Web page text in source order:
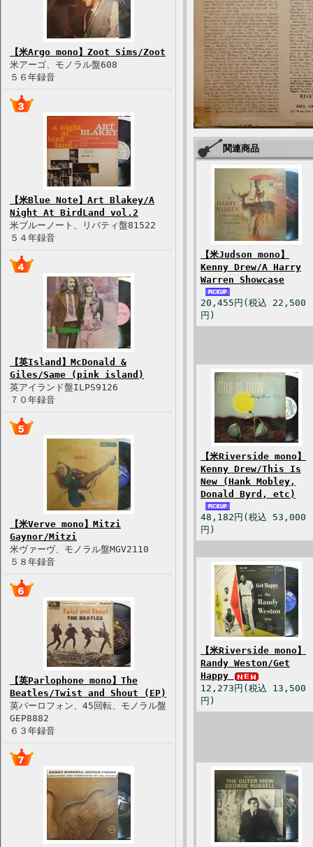
【米Argo mono】Zoot Sims/Zoot
米アーゴ、モノラル盤608
５６年録音
【米Blue Note】Art Blakey/A
Night At BirdLand vol.2
米ブルーノート、リバティ盤81522
５４年録音
【英Island】McDonald &
Giles/Same (pink island)
英アイランド盤ILPS9126
７０年録音
【米Verve mono】Mitzi
Gaynor/Mitzi
米ヴァーヴ、モノラル盤MGV2110
５８年録音
【英Parlophone mono】The
Beatles/Twist and Shout (EP)
英パーロフォン、45回転、モノラル盤
GEP8882
６３年録音
関連商品
【米Judson mono】
Kenny Drew/A Harry
Warren Showcase
20,455円(税込 22,500
円)
【米Riverside mono】
Kenny Drew/This Is
New (Hank Mobley,
Donald Byrd, etc)
48,182円(税込 53,000
円)
【米Riverside mono】
Randy Weston/Get
Happy
12,273円(税込 13,500
円)